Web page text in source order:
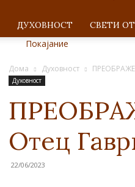
ДУХОВНОСТ СВЕТИ
Покајание
Дома Духовност
Духовност
Отец
22/06/2023